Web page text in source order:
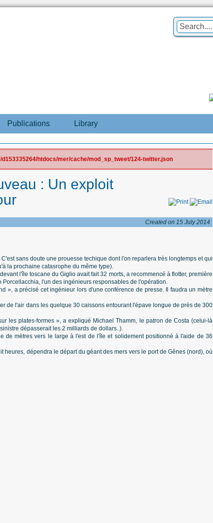
Publications Library
htdocs/mer/cache/mod_sp_tweet/124-twitter.json
: Un exploit
Created on 15 July 2014
sans doute une prouesse techique dont l'on reparlera très longtemps et qui
la prochaine catasrophe du même type).
l'île toscane du Giglio avait fait 32 morts, a recommencé à flotter, première
l'un des ingénieurs responsables de l'opération.
», a précisé cet ingénieur lors d'une conférence de presse. Il faudra un mètre
de l'air dans les quelque 30 caissons entourant l'épave longue de près de 300
les plates-formes », a expliqué Michael Thamm, le patron de Costa (celui-là
dépasserait les 2 milliards de dollars..).
de mètres vers le large à l'est de l'île et solidement positionné à l'aide de 36
heures, dépendra le départ du géant des mers vers le port de Gênes (nord), où